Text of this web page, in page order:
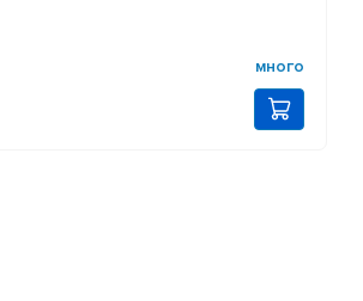
много